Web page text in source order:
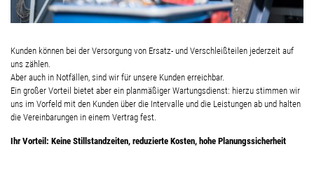
Kunden können bei der Versorgung von Ersatz- und Verschleißteilen jederzeit auf
uns zählen.
Aber auch in Notfällen, sind wir für unsere Kunden erreichbar.
Ein großer Vorteil bietet aber ein planmäßiger Wartungsdienst: hierzu stimmen wir
uns im Vorfeld mit den Kunden über die Intervalle und die Leistungen ab und halten
die Vereinbarungen in einem Vertrag fest.
Ihr Vorteil: Keine Stillstandzeiten, reduzierte Kosten, hohe Planungssicherheit